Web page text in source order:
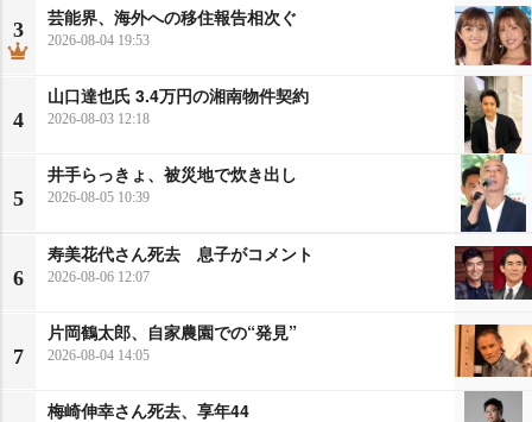
3
芸能界、海外への移住報告相次ぐ
2026-08-04 19:53
4
山口達也氏 3.4万円の湘南物件契約
2026-08-03 12:18
5
井手らっきょ、被災地で炊き出し
2026-08-05 10:39
6
寿美花代さん死去 息子がコメント
2026-08-06 12:07
7
片岡鶴太郎、自家農園での“発見”
2026-08-04 14:05
梅崎伸幸さん死去、享年44